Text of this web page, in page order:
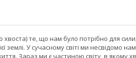
те, що нам було потрібно для
У сучасному світі ми несвідомо